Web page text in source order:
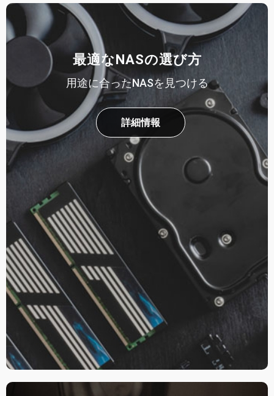
最適なNASの選び方
用途に合ったNASを見つける
詳細情報